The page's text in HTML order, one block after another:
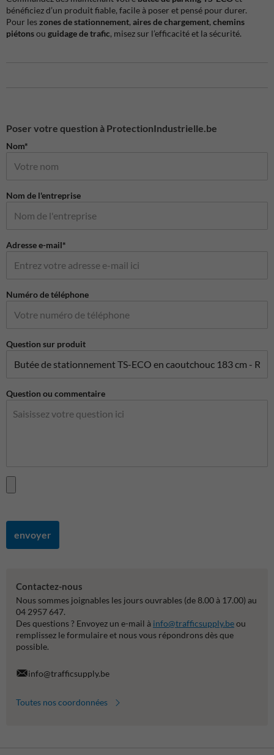
bénéficiez d’un produit fiable, facile à poser et pensé pour durer.
Pour leszones de stationnement, aires de chargement, chemins
piétonsou guidage de trafic, misez sur l’efficacité et la sécurité.
Poser votre question à ProtectionIndustrielle.be
Nom*
Nom de l'entreprise
Adresse e-mail*
Numéro de téléphone
Question sur produit
Question ou commentaire
envoyer
Contactez-nous
Nous sommes joignables les jours ouvrables (de 8.00 à 17.00) au
04 2957 647.
Des questions ? Envoyez un e-mail à info@trafficsupply.beou
remplissez le formulaire et nous vous répondrons dès que
possible.
info@trafficsupply.be
Toutes nos coordonnées